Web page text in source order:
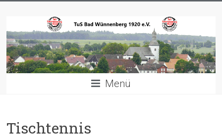
Bad
Wünnenberg
1920
Menü
Tischtennis